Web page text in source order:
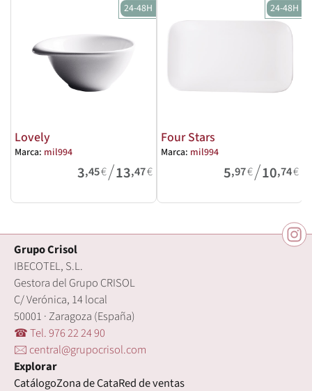
24-48H
Lovely
Marca: mil994
3,45€/13,47€
24-48H
Four Stars
Marca: mil994
5,97€/10,74€
Grupo Crisol
IBECOTEL, S.L.
Gestora del Grupo CRISOL
C/ Verónica, 14 local
50001 · Zaragoza (España)
☎ Tel. 976 22 24 90
🖂 central@grupocrisol.com
Explorar
CatálogoZona de CataRed de ventas